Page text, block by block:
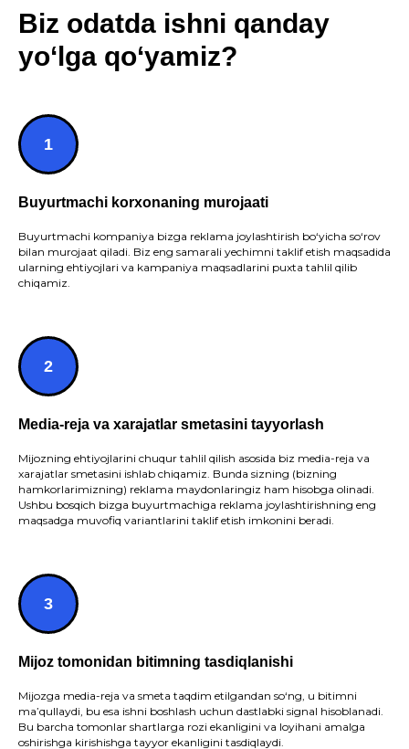
Biz odatda ishni qanday
yo‘lga qo‘yamiz?
Buyurtmachi korxonaning murojaati
Buyurtmachi kompaniya bizga reklama joylashtirish bo‘yicha so‘rov
bilan murojaat qiladi. Biz eng samarali yechimni taklif etish maqsadida
ularning ehtiyojlari va kampaniya maqsadlarini puxta tahlil qilib
chiqamiz.
Media-reja va xarajatlar smetasini tayyorlash
Mijozning ehtiyojlarini chuqur tahlil qilish asosida biz media-reja va
xarajatlar smetasini ishlab chiqamiz. Bunda sizning (bizning
hamkorlarimizning) reklama maydonlaringiz ham hisobga olinadi.
Ushbu bosqich bizga buyurtmachiga reklama joylashtirishning eng
maqsadga muvofiq variantlarini taklif etish imkonini beradi.
Mijoz tomonidan bitimning tasdiqlanishi
Mijozga media-reja va smeta taqdim etilgandan so‘ng, u bitimni
ma’qullaydi, bu esa ishni boshlash uchun dastlabki signal hisoblanadi.
Bu barcha tomonlar shartlarga rozi ekanligini va loyihani amalga
oshirishga kirishishga tayyor ekanligini tasdiqlaydi.